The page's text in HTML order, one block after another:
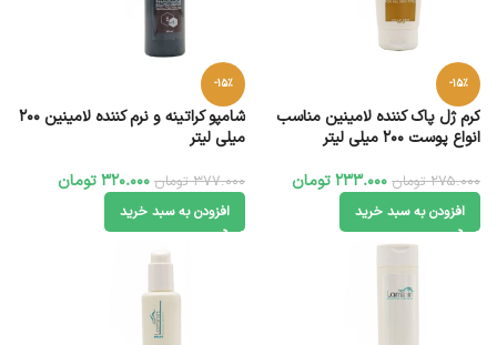
-15%
کرم ژل پاک کننده لامینین مناسب
انواع پوست 200 میلی لیتر
275.000 تومان 233.000تومان
افزودن به سبد خرید
-15%
شامپو کراتینه و نرم کننده لامینین 200
میلی لیتر
377.000 تومان 320.000تومان
افزودن به سبد خرید